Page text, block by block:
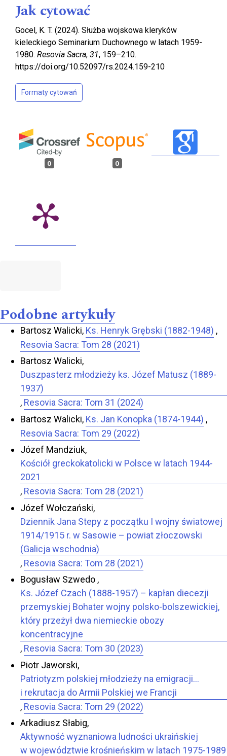
Jak cytować
Gocel, K. T. (2024). Służba wojskowa kleryków
kieleckiego Seminarium Duchownego w latach 1959-
1980. Resovia Sacra, 31, 159–210.
https://doi.org/10.52097/rs.2024.159-210
Formaty cytowań
0 0
Podobne artykuły
Bartosz Walicki, Ks. Henryk Grębski (1882-1948) ,
Resovia Sacra: Tom 28 (2021)
Bartosz Walicki,
Duszpasterz młodzieży ks. Józef Matusz (1889-
1937)
, Resovia Sacra: Tom 31 (2024)
Bartosz Walicki, Ks. Jan Konopka (1874-1944) ,
Resovia Sacra: Tom 29 (2022)
Józef Mandziuk,
Kościół greckokatolicki w Polsce w latach 1944-
2021
, Resovia Sacra: Tom 28 (2021)
Józef Wołczański,
Dziennik Jana Stepy z początku I wojny światowej
1914/1915 r. w Sasowie – powiat złoczowski
(Galicja wschodnia)
, Resovia Sacra: Tom 28 (2021)
Bogusław Szwedo ,
Ks. Józef Czach (1888-1957) – kapłan diecezji
przemyskiej Bohater wojny polsko-bolszewickiej,
który przeżył dwa niemieckie obozy
koncentracyjne
, Resovia Sacra: Tom 30 (2023)
Piotr Jaworski,
Patriotyzm polskiej młodzieży na emigracji…
i rekrutacja do Armii Polskiej we Francji
, Resovia Sacra: Tom 29 (2022)
Arkadiusz Słabig,
Aktywność wyznaniowa ludności ukraińskiej
w województwie krośnieńskim w latach 1975-1989